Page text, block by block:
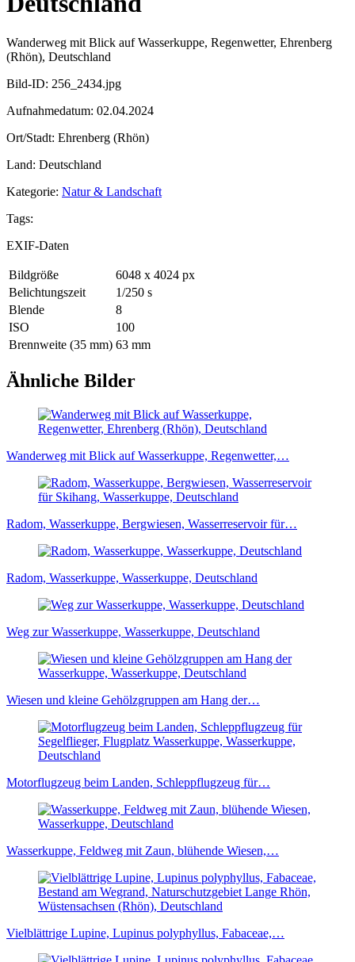
Wanderweg mit Blick auf Wasserkuppe, Regenwetter, Ehrenberg
(Rhön), Deutschland
Bild-ID: 256_2434.jpg
Aufnahmedatum: 02.04.2024
Ort/Stadt: Ehrenberg (Rhön)
Land: Deutschland
Kategorie: Natur & Landschaft
Tags:
EXIF-Daten
Bildgröße
6048 x 4024 px
Belichtungszeit
1/250 s
Blende
8
ISO
100
Brennweite (35 mm) 63 mm
Ähnliche Bilder
Wanderweg mit Blick auf Wasserkuppe, Regenwetter,…
Radom, Wasserkuppe, Bergwiesen, Wasserreservoir für…
Radom, Wasserkuppe, Wasserkuppe, Deutschland
Weg zur Wasserkuppe, Wasserkuppe, Deutschland
Wiesen und kleine Gehölzgruppen am Hang der…
Motorflugzeug beim Landen, Schleppflugzeug für…
Wasserkuppe, Feldweg mit Zaun, blühende Wiesen,…
Vielblättrige Lupine, Lupinus polyphyllus, Fabaceae,…